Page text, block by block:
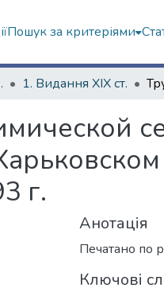
Пошук за критеріями
1. Видання ХІХ ст.
г.
Анотація
Печатано по
Ключові